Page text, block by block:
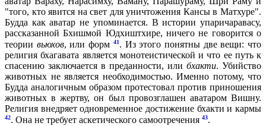
"того, кто явится на свет для уничтожения Кансы в Матхуре".
Будда как аватар не упоминается. В истории упаричаравасу,
рассказанной Бхишмой Юдхиштхире, ничего не говорится о
теории вьюхов, или форм 41. Из этого понятны две вещи: что
религия бхагавата является монотеистической и что ее путь к
спасению заключается в преданности, или бхакти. Убийство
животных не является необходимостью. Именно потому, что
Будда аналогичным образом протестовал против приношения
животных в жертву, он был провозглашен аватаром Вишну.
Религия внедряет одновременное достижение бхакти и кармы
42. Она не требует аскетического самоотречения 43.